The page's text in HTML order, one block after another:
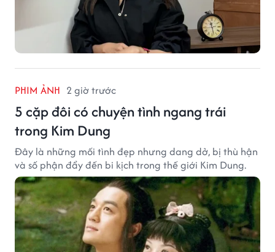
PHIM ẢNH 2 giờ trước
5 cặp đôi có chuyện tình ngang trái
trong Kim Dung
Đây là những mối tình đẹp nhưng dang dở, bị thù hận
và số phận đẩy đến bi kịch trong thế giới Kim Dung.